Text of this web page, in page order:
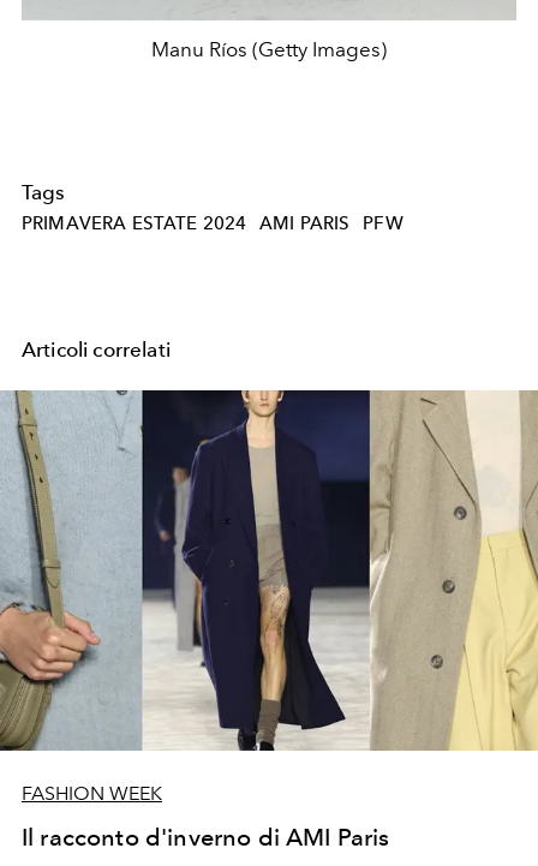
Manu Ríos (Getty Images)
Tags
PRIMAVERA ESTATE 2024 AMI PARIS PFW
Articoli correlati
FASHION WEEK
Il racconto d'inverno di AMI Paris